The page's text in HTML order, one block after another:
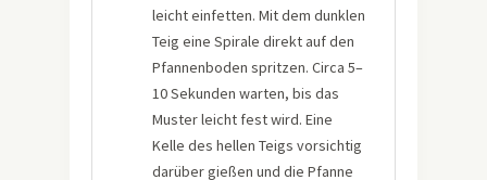
leicht einfetten. Mit dem dunklen
Teig eine Spirale direkt auf den
Pfannenboden spritzen. Circa 5–
10 Sekunden warten, bis das
Muster leicht fest wird. Eine
Kelle des hellen Teigs vorsichtig
darüber gießen und die Pfanne